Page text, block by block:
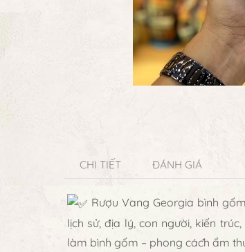
CHI TIẾT ĐÁNH GIÁ
Rượu Vang Georgia bình
lịch sử, địa lý, con người, kiến
làm bình gốm – phong cách ẩm